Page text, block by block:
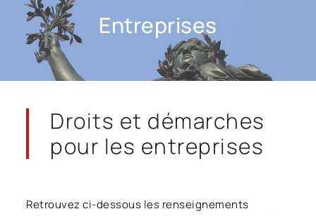
Entreprises
Droits et démarches
pour les entreprises
Retrouvez ci-dessous les renseignements